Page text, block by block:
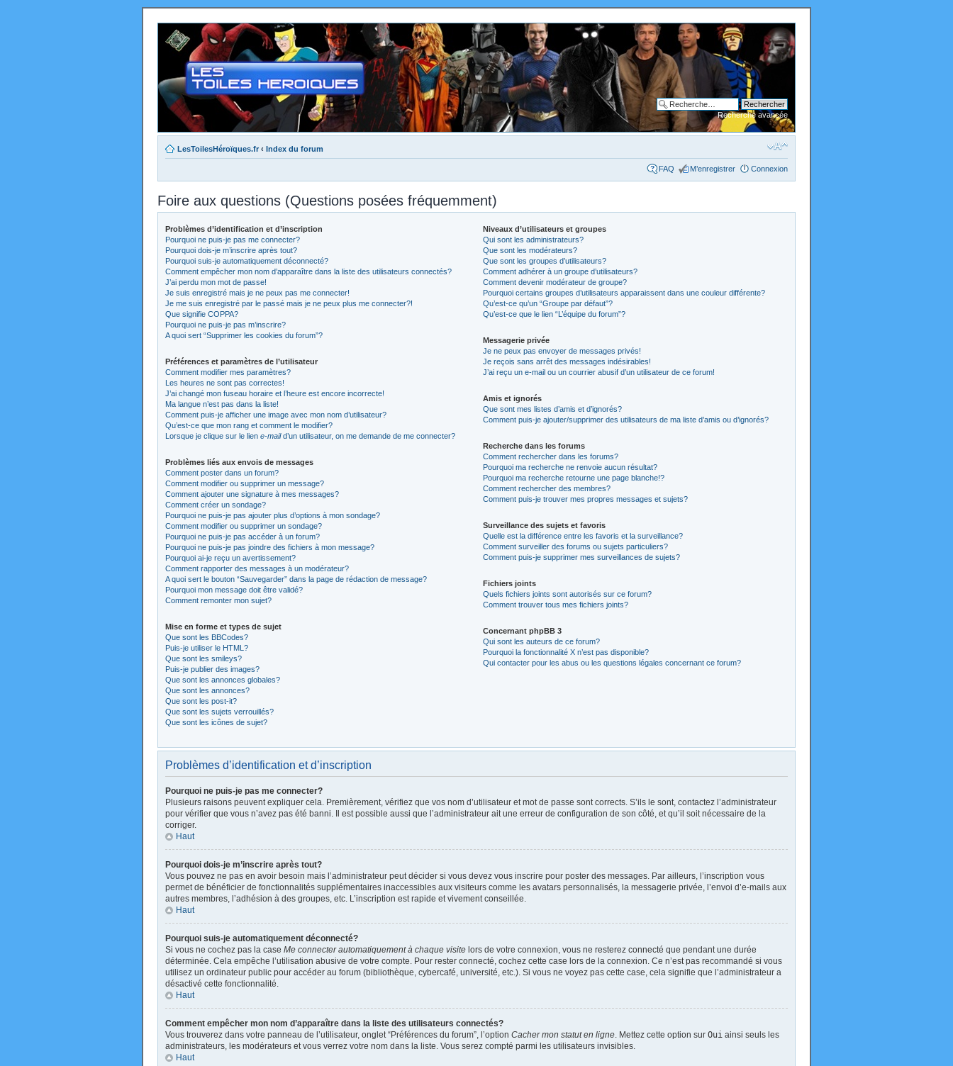
Recherche avancée
LesToilesHéroïques.fr ‹ Index du forum
FAQ M’enregistrer Connexion
Foire aux questions (Questions posées fréquemment)
Problèmes d’identification et d’inscription
Pourquoi ne puis-je pas me connecter?
Pourquoi dois-je m’inscrire après tout?
Pourquoi suis-je automatiquement déconnecté?
Comment empêcher mon nom d’apparaître dans la liste des utilisateurs connectés?
J’ai perdu mon mot de passe!
Je suis enregistré mais je ne peux pas me connecter!
Je me suis enregistré par le passé mais je ne peux plus me connecter?!
Que signifie COPPA?
Pourquoi ne puis-je pas m’inscrire?
A quoi sert “Supprimer les cookies du forum”?
Préférences et paramètres de l’utilisateur
Comment modifier mes paramètres?
Les heures ne sont pas correctes!
J’ai changé mon fuseau horaire et l’heure est encore incorrecte!
Ma langue n’est pas dans la liste!
Comment puis-je afficher une image avec mon nom d’utilisateur?
Qu’est-ce que mon rang et comment le modifier?
Lorsque je clique sur le lien e-maild’un utilisateur, on me demande de me connecter?
Problèmes liés aux envois de messages
Comment poster dans un forum?
Comment modifier ou supprimer un message?
Comment ajouter une signature à mes messages?
Comment créer un sondage?
Pourquoi ne puis-je pas ajouter plus d’options à mon sondage?
Comment modifier ou supprimer un sondage?
Pourquoi ne puis-je pas accéder à un forum?
Pourquoi ne puis-je pas joindre des fichiers à mon message?
Pourquoi ai-je reçu un avertissement?
Comment rapporter des messages à un modérateur?
A quoi sert le bouton “Sauvegarder” dans la page de rédaction de message?
Pourquoi mon message doit être validé?
Comment remonter mon sujet?
Mise en forme et types de sujet
Que sont les BBCodes?
Puis-je utiliser le HTML?
Que sont les smileys?
Puis-je publier des images?
Que sont les annonces globales?
Que sont les annonces?
Que sont les post-it?
Que sont les sujets verrouillés?
Que sont les icônes de sujet?
Niveaux d’utilisateurs et groupes
Qui sont les administrateurs?
Que sont les modérateurs?
Que sont les groupes d’utilisateurs?
Comment adhérer à un groupe d’utilisateurs?
Comment devenir modérateur de groupe?
Pourquoi certains groupes d’utilisateurs apparaissent dans une couleur différente?
Qu’est-ce qu’un “Groupe par défaut”?
Qu’est-ce que le lien “L’équipe du forum”?
Messagerie privée
Je ne peux pas envoyer de messages privés!
Je reçois sans arrêt des messages indésirables!
J’ai reçu un e-mail ou un courrier abusif d’un utilisateur de ce forum!
Amis et ignorés
Que sont mes listes d’amis et d’ignorés?
Comment puis-je ajouter/supprimer des utilisateurs de ma liste d’amis ou d’ignorés?
Recherche dans les forums
Comment rechercher dans les forums?
Pourquoi ma recherche ne renvoie aucun résultat?
Pourquoi ma recherche retourne une page blanche!?
Comment rechercher des membres?
Comment puis-je trouver mes propres messages et sujets?
Surveillance des sujets et favoris
Quelle est la différence entre les favoris et la surveillance?
Comment surveiller des forums ou sujets particuliers?
Comment puis-je supprimer mes surveillances de sujets?
Fichiers joints
Quels fichiers joints sont autorisés sur ce forum?
Comment trouver tous mes fichiers joints?
Concernant phpBB 3
Qui sont les auteurs de ce forum?
Pourquoi la fonctionnalité X n’est pas disponible?
Qui contacter pour les abus ou les questions légales concernant ce forum?
Problèmes d’identification et d’inscription
Pourquoi ne puis-je pas me connecter?
Plusieurs raisons peuvent expliquer cela. Premièrement, vérifiez que vos nom d’utilisateur et mot de passe sont corrects. S’ils le sont, contactez l’administrateur
pour vérifier que vous n’avez pas été banni. Il est possible aussi que l’administrateur ait une erreur de configuration de son côté, et qu’il soit nécessaire de la
corriger.
Haut
Pourquoi dois-je m’inscrire après tout?
Vous pouvez ne pas en avoir besoin mais l’administrateur peut décider si vous devez vous inscrire pour poster des messages. Par ailleurs, l’inscription vous
permet de bénéficier de fonctionnalités supplémentaires inaccessibles aux visiteurs comme les avatars personnalisés, la messagerie privée, l’envoi d’e-mails aux
autres membres, l’adhésion à des groupes, etc. L’inscription est rapide et vivement conseillée.
Haut
Pourquoi suis-je automatiquement déconnecté?
Si vous ne cochez pas la case Me connecter automatiquement à chaque visite lors de votre connexion, vous ne resterez connecté que pendant une durée
déterminée. Cela empêche l’utilisation abusive de votre compte. Pour rester connecté, cochez cette case lors de la connexion. Ce n’est pas recommandé si vous
utilisez un ordinateur public pour accéder au forum (bibliothèque, cybercafé, université, etc.). Si vous ne voyez pas cette case, cela signifie que l’administrateur a
désactivé cette fonctionnalité.
Haut
Comment empêcher mon nom d’apparaître dans la liste des utilisateurs connectés?
Vous trouverez dans votre panneau de l’utilisateur, onglet “Préférences du forum”, l’option Cacher mon statut en ligne. Mettez cette option sur Oui ainsi seuls les
administrateurs, les modérateurs et vous verrez votre nom dans la liste. Vous serez compté parmi les utilisateurs invisibles.
Haut